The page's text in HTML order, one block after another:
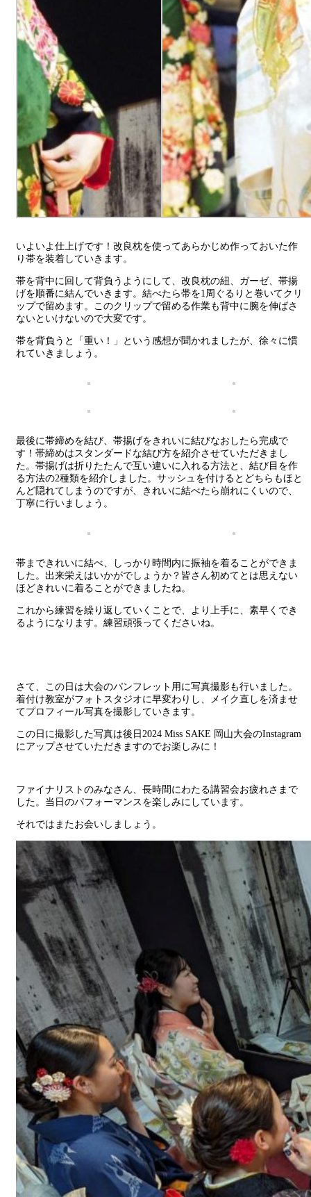
いよいよ仕上げです！改良枕を使ってあらかじめ作っておいた作
り帯を装着していきます。
帯を背中に回して背負うようにして、改良枕の紐、ガーゼ、帯揚
げを順番に結んでいきます。結べたら帯を1周ぐるりと巻いてクリ
ップで留めます。このクリップで留める作業も背中に腕を伸ばさ
ないといけないので大変です。
帯を背負うと「重い！」という感想が聞かれましたが、徐々に慣
れていきましょう。
最後に帯締めを結び、帯揚げをきれいに結びなおしたら完成で
す！帯締めはスタンダードな結び方を紹介させていただきまし
た。帯揚げは折りたたんで互い違いに入れる方法と、結び目を作
る方法の2種類を紹介しました。サッシュを付けるとどちらもほと
んど隠れてしまうのですが、きれいに結べたら崩れにくいので、
丁寧に行いましょう。
帯まできれいに結べ、しっかり時間内に振袖を着ることができま
した。出来栄えはいかがでしょうか？皆さん初めてとは思えない
ほどきれいに着ることができましたね。
これから練習を繰り返していくことで、より上手に、素早くでき
るようになります。練習頑張ってくださいね。
さて、この日は大会のパンフレット用に写真撮影も行いました。
着付け教室がフォトスタジオに早変わりし、メイク直しを済ませ
てプロフィール写真を撮影していきます。
この日に撮影した写真は後日2024 Miss SAKE 岡山大会のInstagram
にアップさせていただきますのでお楽しみに！
ファイナリストのみなさん、長時間にわたる講習会お疲れさまで
した。当日のパフォーマンスを楽しみにしています。
それではまたお会いしましょう。